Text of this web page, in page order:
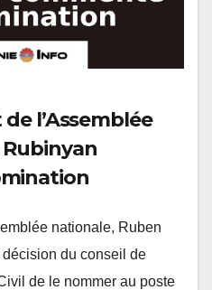
l’Assemblée
nationale, Ruben
du conseil de
de le nommer au poste